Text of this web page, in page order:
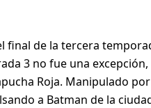
final de la tercera
3 no fue una
Roja. Manipulado
a Batman de la